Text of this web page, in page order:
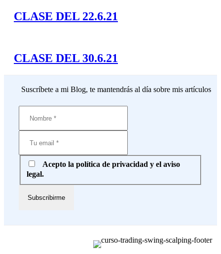
CLASE DEL 22.6.21
CLASE DEL 30.6.21
Suscríbete a mi Blog, te mantendrás al día sobre mis artículos
Acepto la política de privacidad y el aviso
legal.